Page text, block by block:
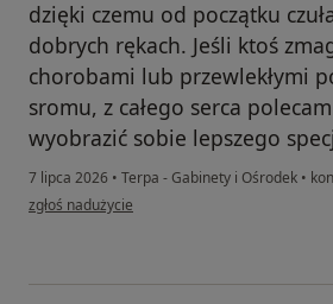
dzięki czemu od początku
dobrych rękach. Jeśli ktoś
chorobami lub przewlekłymi
sromu, z całego serca
wyobrazić sobie lepszego
7 lipca 2026 • Terpa - Gabinety i Ośrodek •
w opinii użytkownika Joanna
zgłoś nadużycie